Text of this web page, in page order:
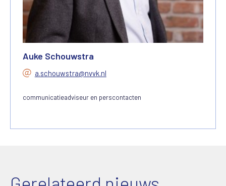
Auke Schouwstra
a.schouwstra@nvvk.nl
communicatieadviseur en perscontacten